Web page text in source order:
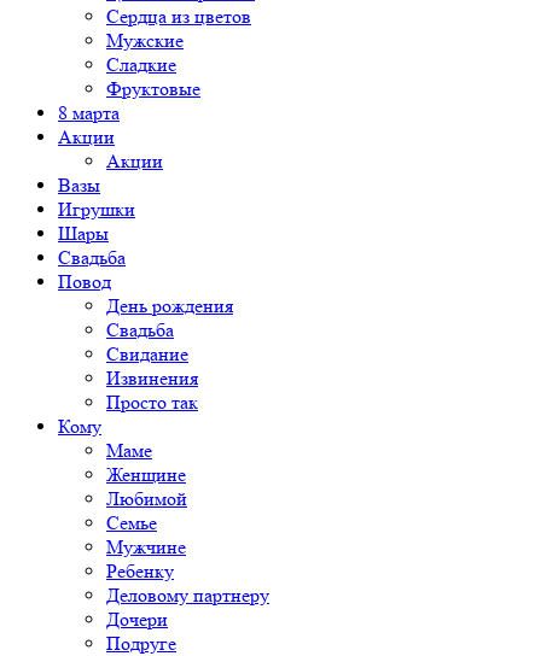
Сердца из цветов
Мужские
Сладкие
Фруктовые
8 марта
Акции
Акции
Вазы
Игрушки
Шары
Свадьба
Повод
День рождения
Свадьба
Свидание
Извинения
Просто так
Кому
Маме
Женщине
Любимой
Семье
Мужчине
Ребенку
Деловому партнеру
Дочери
Подруге